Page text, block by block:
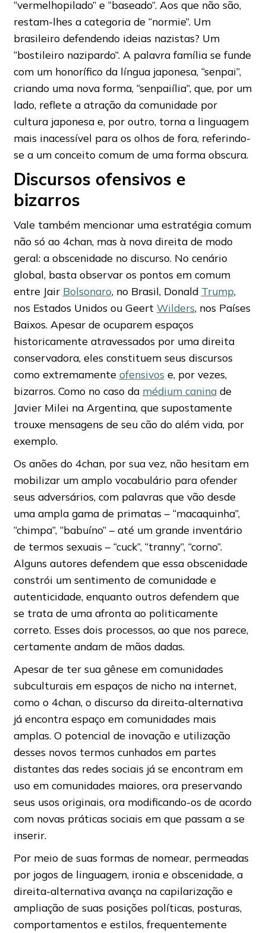
“vermelhopilado” e “baseado”. Aos que não são,
restam-lhes a categoria de “normie”. Um
brasileiro defendendo ideias nazistas? Um
“bostileiro nazipardo”. A palavra família se funde
com um honorífico da língua japonesa, “senpai”,
criando uma nova forma, “senpaiília”, que, por um
lado, reflete a atração da comunidade por
cultura japonesa e, por outro, torna a linguagem
mais inacessível para os olhos de fora, referindo-
se a um conceito comum de uma forma obscura.
Discursos ofensivos e
bizarros
Vale também mencionar uma estratégia comum
não só ao 4chan, mas à nova direita de modo
geral: a obscenidade no discurso. No cenário
global, basta observar os pontos em comum
entre Jair Bolsonaro, no Brasil, Donald Trump,
nos Estados Unidos ou Geert Wilders, nos Países
Baixos. Apesar de ocuparem espaços
historicamente atravessados por uma direita
conservadora, eles constituem seus discursos
como extremamente ofensivos e, por vezes,
bizarros. Como no caso da médium caninade
Javier Milei na Argentina, que supostamente
trouxe mensagens de seu cão do além vida, por
exemplo.
Os anões do 4chan, por sua vez, não hesitam em
mobilizar um amplo vocabulário para ofender
seus adversários, com palavras que vão desde
uma ampla gama de primatas – “macaquinha”,
“chimpa”, “babuíno” – até um grande inventário
de termos sexuais – “cuck”, “tranny”, “corno”.
Alguns autores defendem que essa obscenidade
constrói um sentimento de comunidade e
autenticidade, enquanto outros defendem que
se trata de uma afronta ao politicamente
correto. Esses dois processos, ao que nos parece,
certamente andam de mãos dadas.
Apesar de ter sua gênese em comunidades
subculturais em espaços de nicho na internet,
como o 4chan, o discurso da direita-alternativa
já encontra espaço em comunidades mais
amplas. O potencial de inovação e utilização
desses novos termos cunhados em partes
distantes das redes sociais já se encontram em
uso em comunidades maiores, ora preservando
seus usos originais, ora modificando-os de acordo
com novas práticas sociais em que passam a se
inserir.
Por meio de suas formas de nomear, permeadas
por jogos de linguagem, ironia e obscenidade, a
direita-alternativa avança na capilarização e
ampliação de suas posições políticas, posturas,
comportamentos e estilos, frequentemente